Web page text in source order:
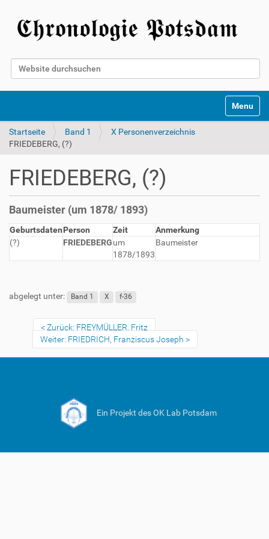
Website durchsuchen
Toggle
Startseite Band 1
X Personenverzeichnis
FRIEDEBERG, (?)
FRIEDEBERG, (?)
Baumeister (um 1878/ 1893)
GeburtsdatenPerson Zeit
Anmerkung
(?)
FRIEDEBERGum
1878/1893
Baumeister
abgelegt unter: Band 1 X f-36
Zurück: FREYMÜLLER, Fritz
Weiter: FRIEDRICH, Franziscus Joseph
Ein Projekt des OK Lab Potsdam